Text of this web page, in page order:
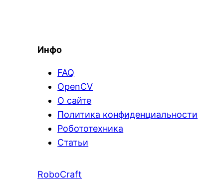
Инфо
FAQ
OpenCV
О сайте
Политика конфиденциальности
Робототехника
Статьи
RoboCraft